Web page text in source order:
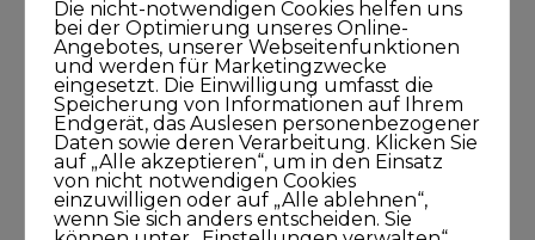
Larissa Wasserthal sagt: Alles beginnt
bei Dir selbst
15. April 2021
45Minuten
Die nicht-notwendigen Cookies helfen uns
bei der Optimierung unseres Online-
Angebotes, unserer Webseitenfunktionen
und werden für Marketingzwecke
eingesetzt. Die Einwilligung umfasst die
Speicherung von Informationen auf Ihrem
Endgerät, das Auslesen personenbezogener
Daten sowie deren Verarbeitung. Klicken Sie
auf „Alle akzeptieren“, um in den Einsatz
von nicht notwendigen Cookies
einzuwilligen oder auf „Alle ablehnen“,
wenn Sie sich anders entscheiden. Sie